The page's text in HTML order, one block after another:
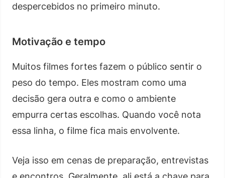
despercebidos no primeiro minuto.
Motivação e tempo
Muitos filmes fortes fazem o público sentir o
peso do tempo. Eles mostram como uma
decisão gera outra e como o ambiente
empurra certas escolhas. Quando você nota
essa linha, o filme fica mais envolvente.
Veja isso em cenas de preparação, entrevistas